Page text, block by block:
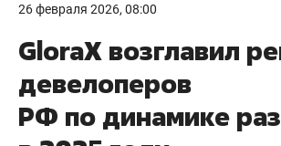
26 февраля 2026, 08:00
GloraX возглавил
девелоперов
РФ по динамике